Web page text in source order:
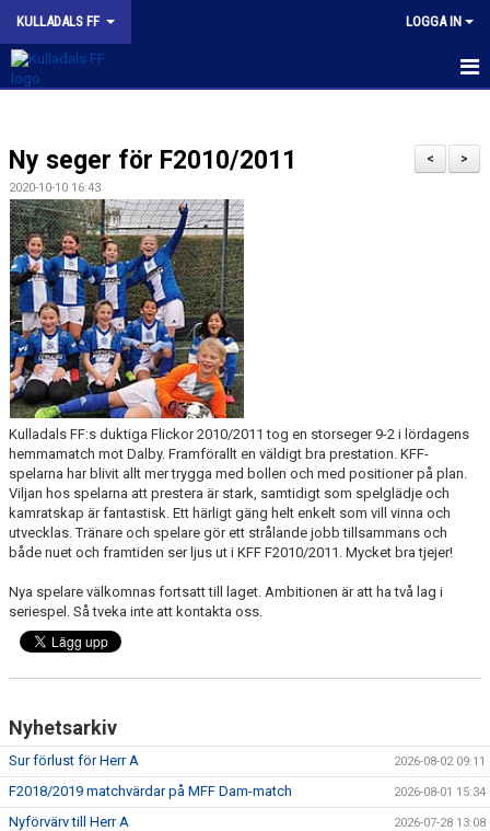
KULLADALS FF LOGGA IN
OM KLUBBEN
NYHETER
KONTAKT
INFORMATION MED POLICY
DOKUMENT
BILDGALLERI
MATCHER
INBETALNING
PROFILKLÄDER
KFF FACEBOOK
KFF INSTAGRAM
MEDLEM INTRESSEANMÄLAN
>
<
Ny seger för F2010/2011
2020-10-10 16:43
Kulladals FF:s duktiga Flickor 2010/2011 tog en storseger 9-2 i lördagens
hemmamatch mot Dalby. Framförallt en väldigt bra prestation. KFF-
spelarna har blivit allt mer trygga med bollen och med positioner på plan.
Viljan hos spelarna att prestera är stark, samtidigt som spelglädje och
kamratskap är fantastisk. Ett härligt gäng helt enkelt som vill vinna och
utvecklas. Tränare och spelare gör ett strålande jobb tillsammans och
både nuet och framtiden ser ljus ut i KFF F2010/2011. Mycket bra tjejer!
Nya spelare välkomnas fortsatt till laget. Ambitionen är att ha två lag i
seriespel. Så tveka inte att kontakta oss.
Nyhetsarkiv
Sur förlust för Herr A 2026-08-02 09:11
F2018/2019 matchvärdar på MFF Dam-match 2026-08-01 15:34
Nyförvärv till Herr A 2026-07-28 13:08